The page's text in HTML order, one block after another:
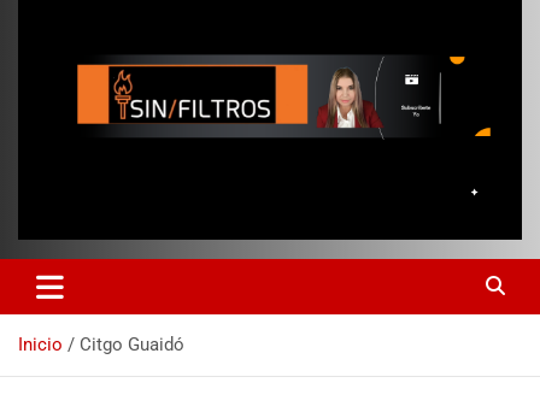
Inicio Citgo Guaidó